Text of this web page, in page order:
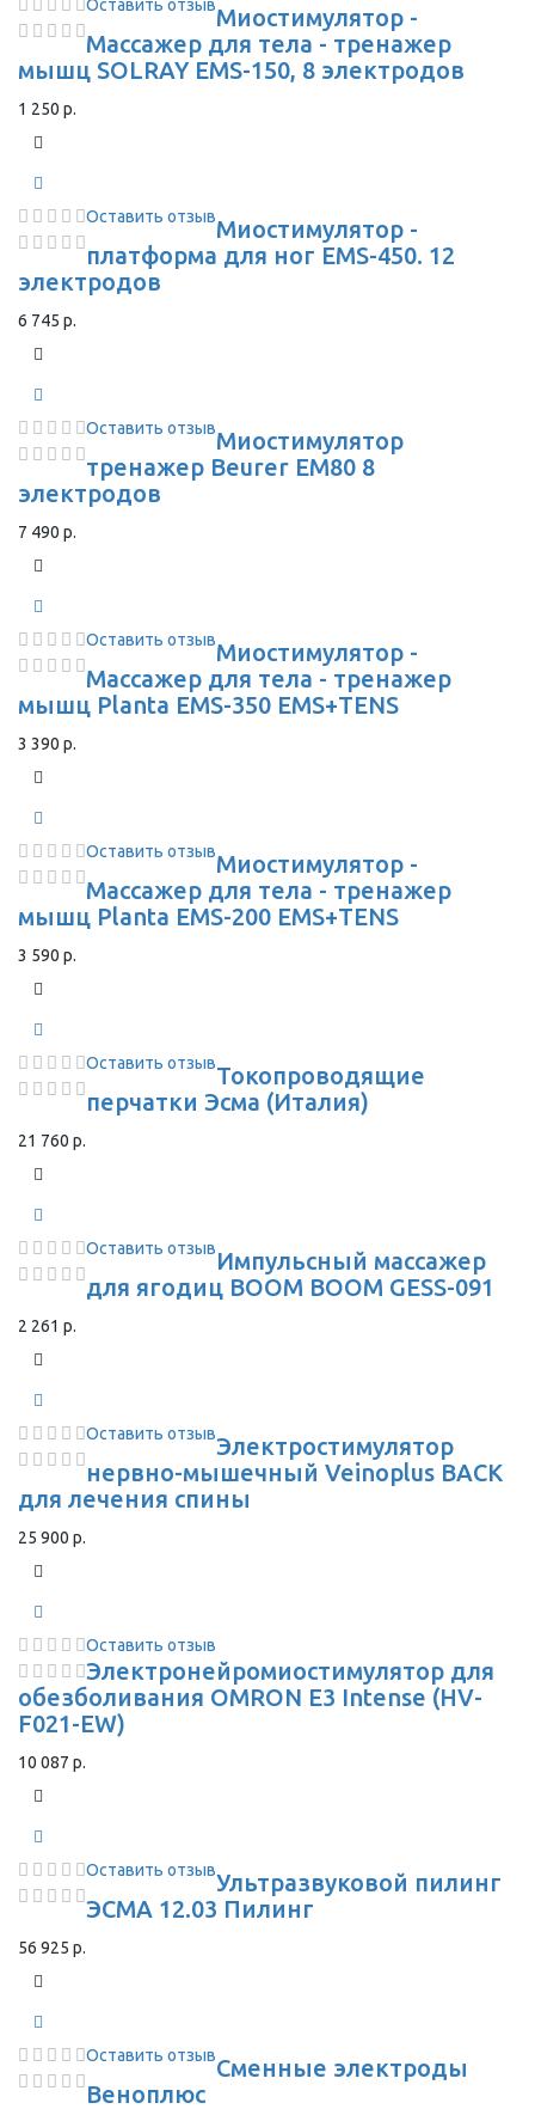
Оставить отзывМиостимулятор -
Массажер для тела - тренажер
мышц SOLRAY EMS-150, 8 электродов
1 250 р.
Оставить отзывМиостимулятор -
платформа для ног EMS-450. 12
электродов
6 745 р.
Оставить отзывМиостимулятор
тренажер Beurer EM80 8
электродов
7 490 р.
Оставить отзывМиостимулятор -
Массажер для тела - тренажер
мышц Planta EMS-350 EMS+TENS
3 390 р.
Оставить отзывМиостимулятор -
Массажер для тела - тренажер
мышц Planta EMS-200 EMS+TENS
3 590 р.
Оставить отзывТокопроводящие
перчатки Эсма (Италия)
21 760 р.
Оставить отзывИмпульсный массажер
для ягодиц BOOM BOOM GESS-091
2 261 р.
Оставить отзывЭлектростимулятор
нервно-мышечный Veinoplus BACK
для лечения спины
25 900 р.
Оставить отзыв
Электронейромиостимулятор для
обезболивания OMRON Е3 Intense (HV-
F021-EW)
10 087 р.
Оставить отзывУльтразвуковой пилинг
ЭСМА 12.03 Пилинг
56 925 р.
Оставить отзывСменные электроды
Веноплюс